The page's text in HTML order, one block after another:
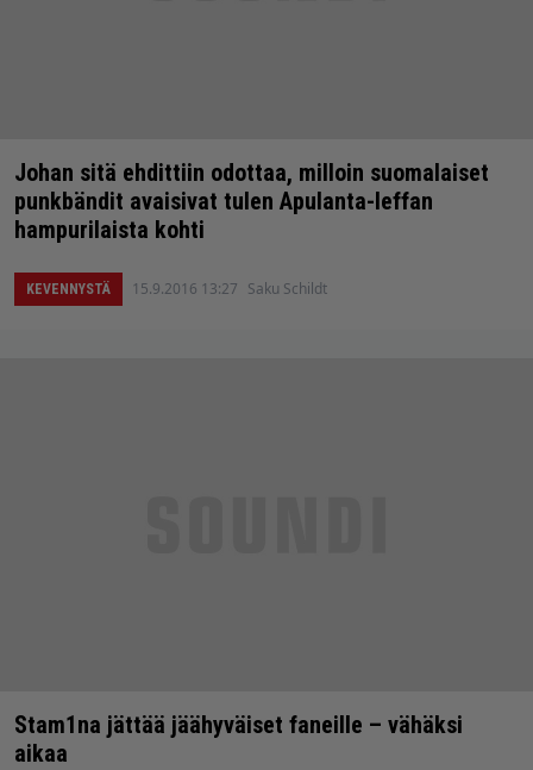
Johan sitä ehdittiin odottaa, milloin suomalaiset
punkbändit avaisivat tulen Apulanta-leffan
hampurilaista kohti
KEVENNYSTÄ 15.9.2016 13:27 Saku Schildt
Stam1na jättää jäähyväiset faneille – vähäksi
aikaa